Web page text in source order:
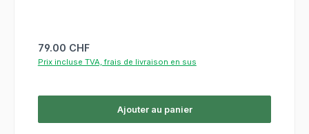
Prix régulier :
79.00 CHF
Prix incluse TVA, frais de livraison en sus
Ajouter au panier